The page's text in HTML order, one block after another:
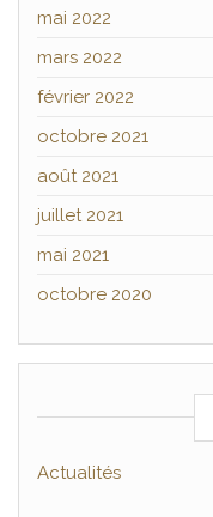
mai 2022
mars 2022
février 2022
octobre 2021
août 2021
juillet 2021
mai 2021
octobre 2020
Actualités